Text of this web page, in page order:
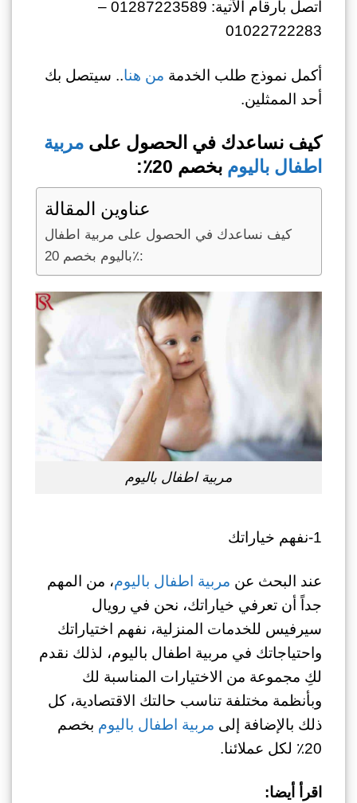
اتصل بأرقام الآتية: 01287223589 –
01022722283
أكمل نموذج طلب الخدمة من هنا.. سيتصل بك
أحد الممثلين.
كيف نساعدك في الحصول علىمربية
اطفال باليوم بخصم 20٪:
عناوين المقالة
كيف نساعدك في الحصول على مربية اطفال
باليوم بخصم 20٪:
مربية اطفال باليوم
1-نفهم خياراتك
عند البحث عن مربية اطفال باليوم، من المهم
جداً أن تعرفي خياراتك، نحن في رويال
سيرفيس للخدمات المنزلية، نفهم اختياراتك
واحتياجاتك في مربية اطفال باليوم، لذلك نقدم
لكِ مجموعة من الاختيارات المناسبة لك
وبأنظمة مختلفة تناسب حالتك الاقتصادية، كل
ذلك بالإضافة إلى مربية اطفال باليوم بخصم
20٪ لكل عملائنا.
اقرأ أيضا: